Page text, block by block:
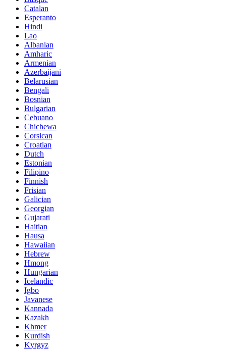
Catalan
Esperanto
Hindi
Lao
Albanian
Amharic
Armenian
Azerbaijani
Belarusian
Bengali
Bosnian
Bulgarian
Cebuano
Chichewa
Corsican
Croatian
Dutch
Estonian
Filipino
Finnish
Frisian
Galician
Georgian
Gujarati
Haitian
Hausa
Hawaiian
Hebrew
Hmong
Hungarian
Icelandic
Igbo
Javanese
Kannada
Kazakh
Khmer
Kurdish
Kyrgyz